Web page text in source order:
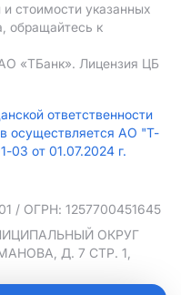
стоимости указанных
обращайтесь к
«ТБанк». Лицензия ЦБ
ответственности
осуществляется АО "Т-
03 от 01.07.2024 г.
/ ОГРН: 1257700451645
ОКРУГ
Д. 7 СТР. 1,